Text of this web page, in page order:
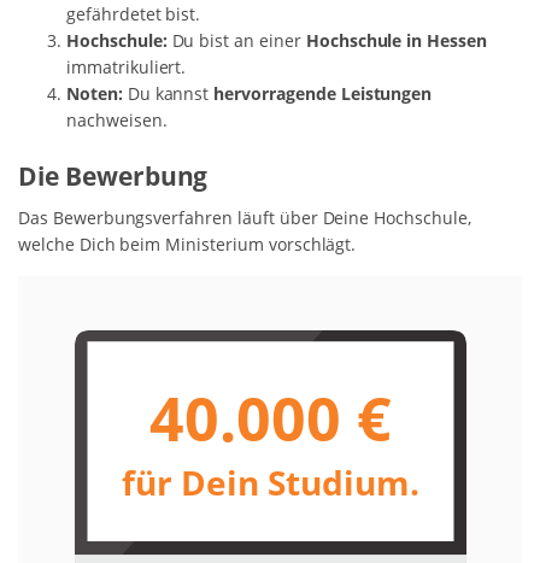
gefährdetet bist.
Hochschule: Du bist an einer Hochschule in Hessen
immatrikuliert.
Noten: Du kannst hervorragende Leistungen
nachweisen.
Die Bewerbung
Das Bewerbungsverfahren läuft über Deine Hochschule,
welche Dich beim Ministerium vorschlägt.
40.000 €
für Dein Studium.